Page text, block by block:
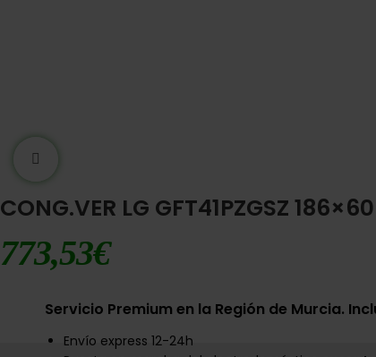
CONG.VER LG GFT41PZGSZ
773,53€
Servicio Premium en la Región de Murcia.
Envío express 12-24h